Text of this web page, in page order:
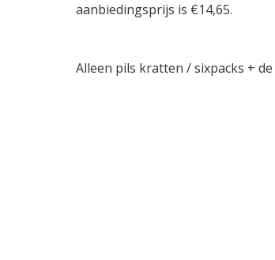
aanbiedingsprijs is €14,65.
Alleen pils kratten / sixpacks +